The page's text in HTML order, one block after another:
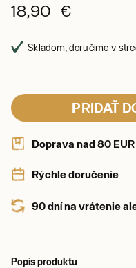
18,90 €
Skladom, doručíme v
PRIDAŤ
Doprava nad 80
Rýchle doručenie
90 dní na vrátenie
Popis produktu